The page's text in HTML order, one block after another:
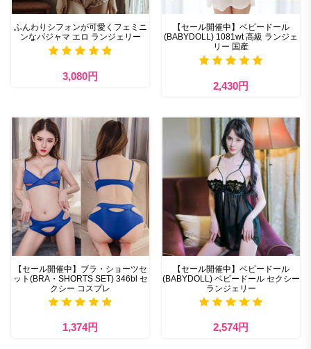
ふんわりシフォンが可愛くフェミニ
ンなパジャマ エロ ランジェリー
3,080円
【セール開催中】ベビードール
(BABYDOLL) 1081wt 高級 ランジェ
リー 国産
2,430円
【セール開催中】ブラ・ショーツセ
ット(BRA・SHORTS SET) 346bl セ
クシー コスプレ
1,374円
【セール開催中】ベビードール
(BABYDOLL) ベビードール セクシー
ランジェリー
2,574円